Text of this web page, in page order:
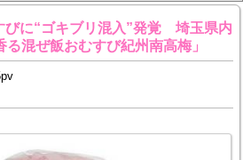
びに“ゴキブリ混入”発覚 埼玉県内
混ぜ飯おむすび紀州南高梅」